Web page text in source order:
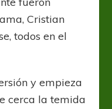
Cristian
todos en el
y empieza
cerca la temida